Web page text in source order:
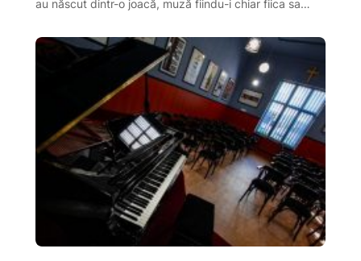
au născut dintr-o joacă, muză fiindu-i chiar fiica sa…